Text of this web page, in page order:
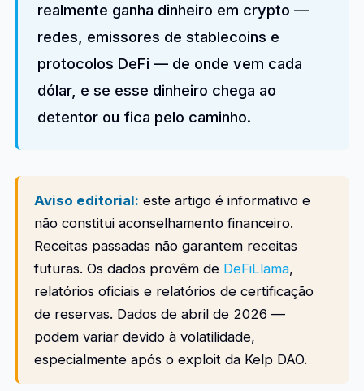
realmente ganha dinheiro em crypto —
redes, emissores de stablecoins e
protocolos DeFi — de onde vem cada
dólar, e se esse dinheiro chega ao
detentor ou fica pelo caminho.
Aviso editorial: este artigo é informativo e
não constitui aconselhamento financeiro.
Receitas passadas não garantem receitas
futuras. Os dados provêm de DeFiLlama,
relatórios oficiais e relatórios de certificação
de reservas. Dados de abril de 2026 —
podem variar devido à volatilidade,
especialmente após o exploit da Kelp DAO.